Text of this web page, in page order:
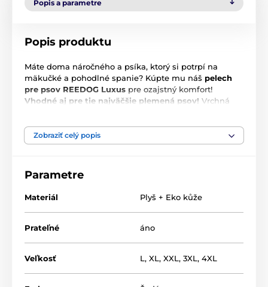
Popis a parametre
Popis produktu
Máte doma náročného a psíka, ktorý si potrpí na
mäkučké a pohodlné spanie? Kúpte mu náš pelech
pre psov REEDOG Luxus pre ozajstný komfort!
Vhodné aj pre tie najväčšie plemená psov! Vrchná
Matrac pelešteku je veľmi príjemná a vášho psíka
molitanovej drti.
Zobraziť celý popis
Parametre
Materiál Plyš + Eko kůže
Prateľné áno
Veľkosť L, XL, XXL, 3XL, 4XL